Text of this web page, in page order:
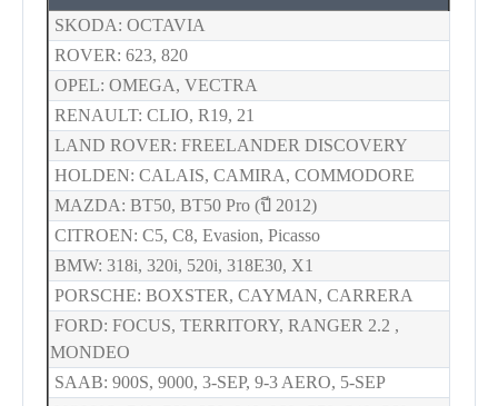
SKODA: OCTAVIA
ROVER: 623, 820
OPEL: OMEGA, VECTRA
RENAULT: CLIO, R19, 21
LAND ROVER: FREELANDER DISCOVERY
HOLDEN: CALAIS, CAMIRA, COMMODORE
MAZDA: BT50, BT50 Pro (ปี 2012)
CITROEN: C5, C8, Evasion, Picasso
BMW: 318i, 320i, 520i, 318E30, X1
PORSCHE: BOXSTER, CAYMAN, CARRERA
FORD: FOCUS, TERRITORY, RANGER 2.2 ,
MONDEO
SAAB: 900S, 9000, 3-SEP, 9-3 AERO, 5-SEP